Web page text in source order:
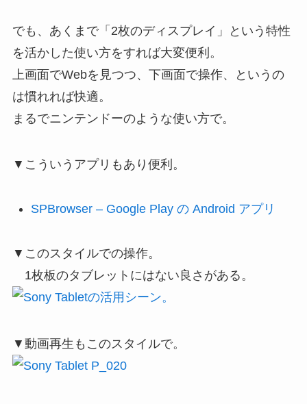
でも、あくまで「2枚のディスプレイ」という特性
を活かした使い方をすれば大変便利。
上画面でWebを見つつ、下画面で操作、というの
は慣れれば快適。
まるでニンテンドーのような使い方で。
▼こういうアプリもあり便利。
SPBrowser – Google Play の Android アプリ
▼このスタイルでの操作。
1枚板のタブレットにはない良さがある。
▼動画再生もこのスタイルで。